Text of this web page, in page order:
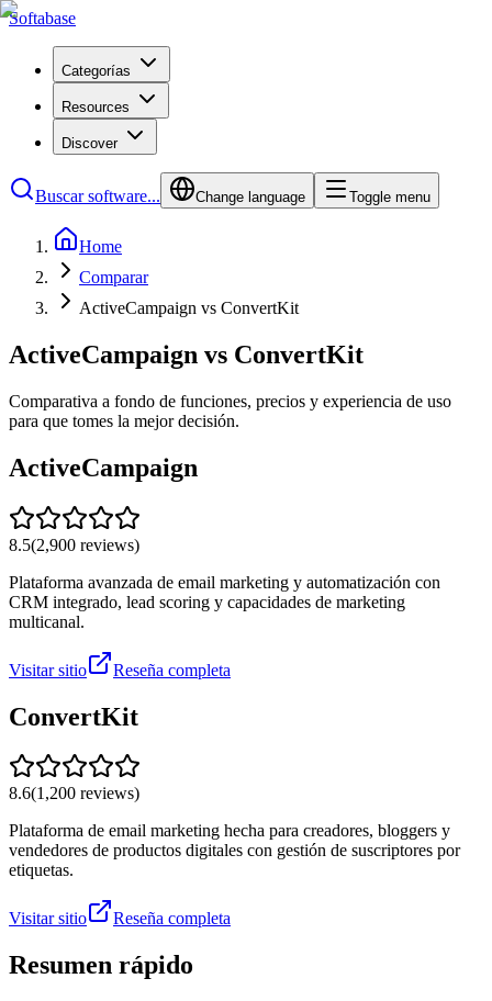
Softabase
Categorías
Resources
Discover
Buscar software... Change language Toggle menu
Home
Comparar
ActiveCampaign vs ConvertKit
ActiveCampaign vs ConvertKit
Comparativa a fondo de funciones, precios y experiencia de uso
para que tomes la mejor decisión.
ActiveCampaign
8.5(2,900 reviews)
Plataforma avanzada de email marketing y automatización con
CRM integrado, lead scoring y capacidades de marketing
multicanal.
Visitar sitio Reseña completa
ConvertKit
8.6(1,200 reviews)
Plataforma de email marketing hecha para creadores, bloggers y
vendedores de productos digitales con gestión de suscriptores por
etiquetas.
Visitar sitio Reseña completa
Resumen rápido